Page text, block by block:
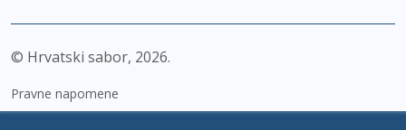
© Hrvatski sabor, 2026
Pravne napomene